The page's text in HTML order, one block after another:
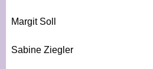
Margit Soll
Sabine Ziegler